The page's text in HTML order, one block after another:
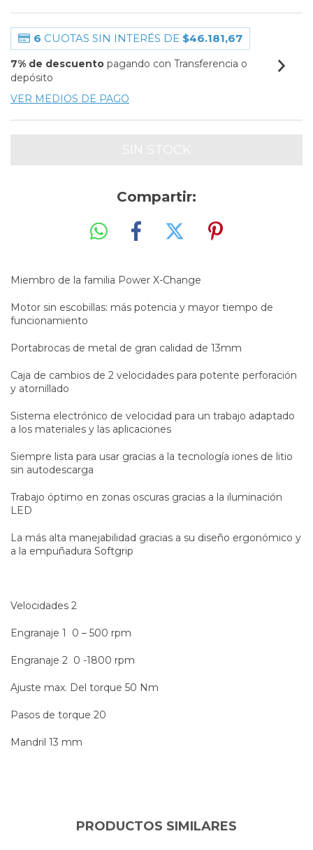
6 CUOTAS SIN INTERÉS DE $46.181,67
7% de descuento pagando con Transferencia o
depósito
VER MEDIOS DE PAGO
Compartir:
Miembro de la familia Power X-Change
Motor sin escobillas: más potencia y mayor tiempo de
funcionamiento
Portabrocas de metal de gran calidad de 13mm
Caja de cambios de 2 velocidades para potente perforación
y atornillado
Sistema electrónico de velocidad para un trabajo adaptado
a los materiales y las aplicaciones
Siempre lista para usar gracias a la tecnología iones de litio
sin autodescarga
Trabajo óptimo en zonas oscuras gracias a la iluminación
LED
La más alta manejabilidad gracias a su diseño ergonómico y
a la empuñadura Softgrip
Velocidades 2
Engranaje 1 0 – 500 rpm
Engranaje 2 0 -1800 rpm
Ajuste max. Del torque 50 Nm
Pasos de torque 20
Mandril 13 mm
PRODUCTOS SIMILARES